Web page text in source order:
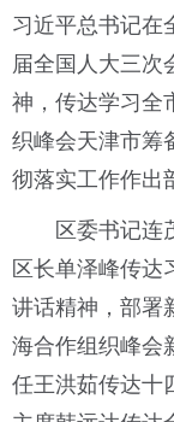
习近平总书记在
届全国人大三次
神，传达学习全
织峰会天津市筹
彻落实工作作出
区委书记连
区长单泽峰传达
讲话精神，部署
海合作组织峰会
任王洪茹传达十